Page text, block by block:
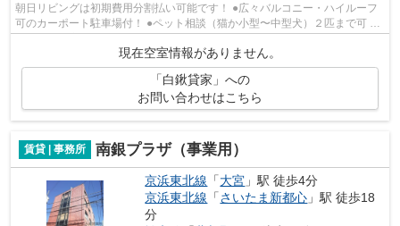
朝日リビングは初期費用分割払い可能です！ ●広々バルコニー・ハイルーフ
可のカーポート駐車場付！ ●ペット相談（猫か小型〜中型犬）２匹まで可 ●
エアコン全室設置します☆ ●モニター...
現在空室情報がありません。
「白鍬貸家」への
お問い合わせはこちら
賃貸 | 事務所 南銀プラザ（事業用）
京浜東北線 「大宮 」駅 徒歩4分
京浜東北線 「さいたま新都心 」駅 徒歩18
分